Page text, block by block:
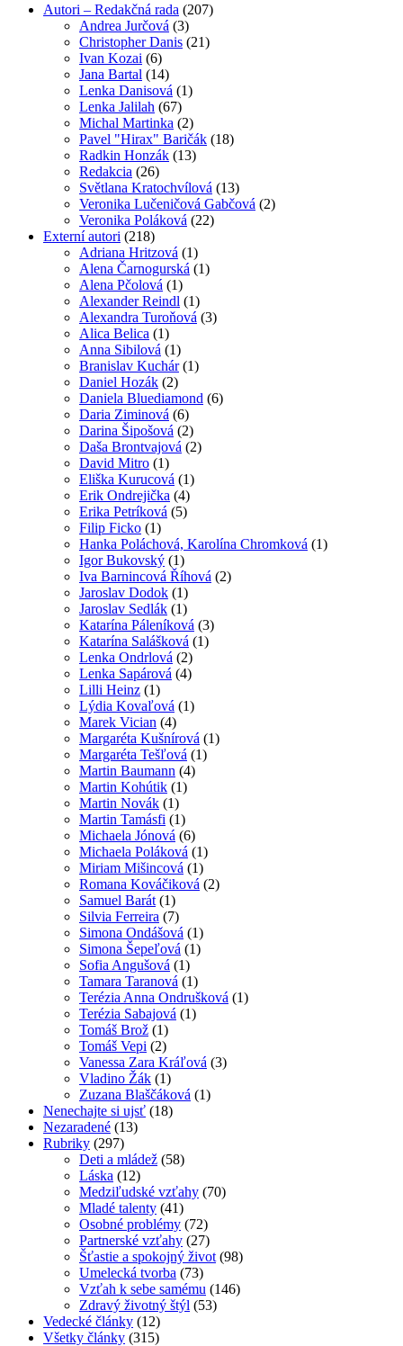
Autori – Redakčná rada (207)
Andrea Jurčová (3)
Christopher Danis (21)
Ivan Kozai (6)
Jana Bartal (14)
Lenka Danisová (1)
Lenka Jalilah (67)
Michal Martinka (2)
Pavel "Hirax" Baričák (18)
Radkin Honzák (13)
Redakcia (26)
Světlana Kratochvílová (13)
Veronika Lučeničová Gabčová (2)
Veronika Poláková (22)
Externí autori (218)
Adriana Hritzová (1)
Alena Čarnogurská (1)
Alena Pčolová (1)
Alexander Reindl (1)
Alexandra Turoňová (3)
Alica Belica (1)
Anna Sibilová (1)
Branislav Kuchár(1)
Daniel Hozák (2)
Daniela Bluediamond (6)
Daria Ziminová (6)
Darina Šipošová (2)
Daša Brontvajová (2)
David Mitro (1)
Eliška Kurucová (1)
Erik Ondrejička (4)
Erika Petríková (5)
Filip Ficko (1)
Hanka Poláchová, Karolína Chromková (1)
Igor Bukovský (1)
Iva Barnincová Říhová (2)
Jaroslav Dodok (1)
Jaroslav Sedlák (1)
Katarína Páleníková (3)
Katarína Salášková (1)
Lenka Ondrlová (2)
Lenka Sapárová (4)
Lilli Heinz (1)
Lýdia Kovaľová (1)
Marek Vician (4)
Margaréta Kušnírová (1)
Margaréta Tešľová (1)
Martin Baumann (4)
Martin Kohútik (1)
Martin Novák (1)
Martin Tamásfi (1)
Michaela Jónová (6)
Michaela Poláková (1)
Miriam Mišincová (1)
Romana Kováčiková (2)
Samuel Barát (1)
Silvia Ferreira (7)
Simona Ondášová (1)
Simona Šepeľová (1)
Sofia Angušová (1)
Tamara Taranová (1)
Terézia Anna Ondrušková (1)
Terézia Sabajová (1)
Tomáš Brož (1)
Tomáš Vepi (2)
Vanessa Zara Kráľová (3)
Vladino Žák (1)
Zuzana Blaščáková (1)
Nenechajte si ujsť (18)
Nezaradené (13)
Rubriky (297)
Deti a mládež (58)
Láska (12)
Medziľudské vzťahy (70)
Mladé talenty (41)
Osobné problémy (72)
Partnerské vzťahy (27)
Šťastie a spokojný život (98)
Umelecká tvorba (73)
Vzťah k sebe samému (146)
Zdravý životný štýl (53)
Vedecké články (12)
Všetky články (315)